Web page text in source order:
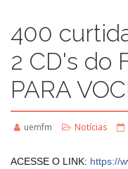
400
2 CD's do
PARA
uemfm Notícias
ACESSE O LINK: https://